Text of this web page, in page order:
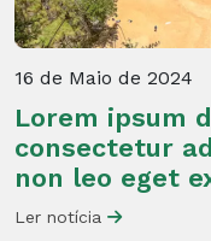
16 de Maio de 2024
Lorem ipsum
consectetur
non leo eget
Ler notícia